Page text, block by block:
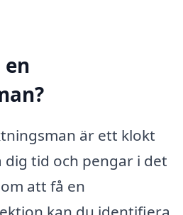
är ett klokt
dig tid och pengar i det
att få en